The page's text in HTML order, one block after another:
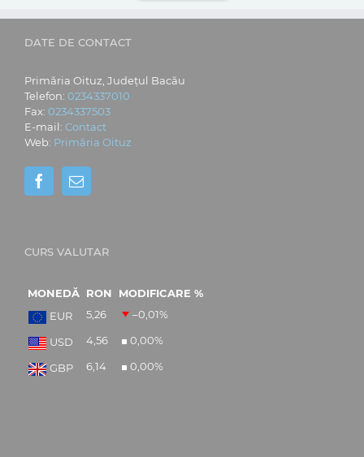
DATE DE CONTACT
Primăria Oituz, Județul Bacău
Telefon: 0234337010
Fax: 0234337503
E-mail: Contact
Web: Primăria Oituz
CURS VALUTAR
MONEDĂ RON
MODIFICARE %
EUR
5,26 –0,01%
USD 4,56 0,00%
GBP 6,14 0,00%